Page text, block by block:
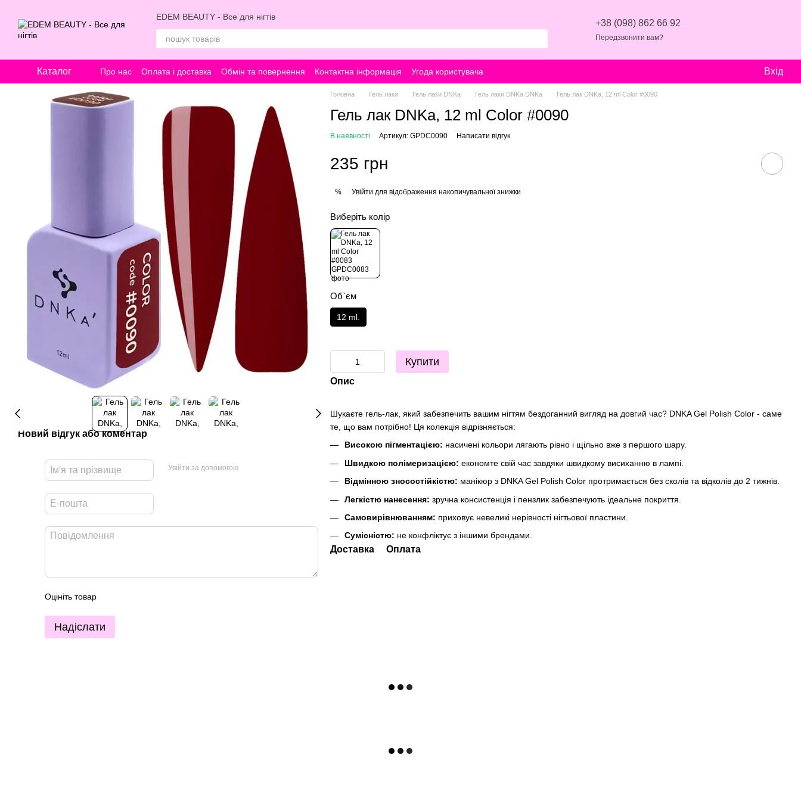
EDEM BEAUTY - Все для нігтів
+38 (098) 862 66 92
Передзвонити вам?
Каталог Про нас Оплата і доставка Обмін та повернення Контактна інформація Угода користувача Вхід
Новий відгук або коментар
Увійти за допомогою
Оцініть товар
Надіслати
Головна Гель лаки Гель лаки DNKa Гель лаки DNKa DNKa Гель лак DNKa, 12 ml Color #0090
Гель лак DNKa, 12 ml Color #0090
В наявності Артикул: GPDC0090 Написати відгук
235 грн
% Увійти для відображення накопичувальної знижки
Виберіть колір
Об`єм
12 ml.
Купити
Опис
Шукаєте гель-лак, який забезпечить вашим нігтям бездоганний вигляд на довгий час? DNKA Gel Polish Color - саме
те, що вам потрібно! Ця колекція відрізняється:
Високою пігментацією: насичені кольори лягають рівно і щільно вже з першого шару.
Швидкою полімеризацією: економте свій час завдяки швидкому висиханню в лампі.
Відмінною зносостійкістю: манікюр з DNKA Gel Polish Color протримається без сколів та відколів до 2 тижнів.
Легкістю нанесення: зручна консистенція і пензлик забезпечують ідеальне покриття.
Самовирівнюванням: приховує невеликі нерівності нігтьової пластини.
Сумісністю: не конфліктує з іншими брендами.
Доставка Оплата